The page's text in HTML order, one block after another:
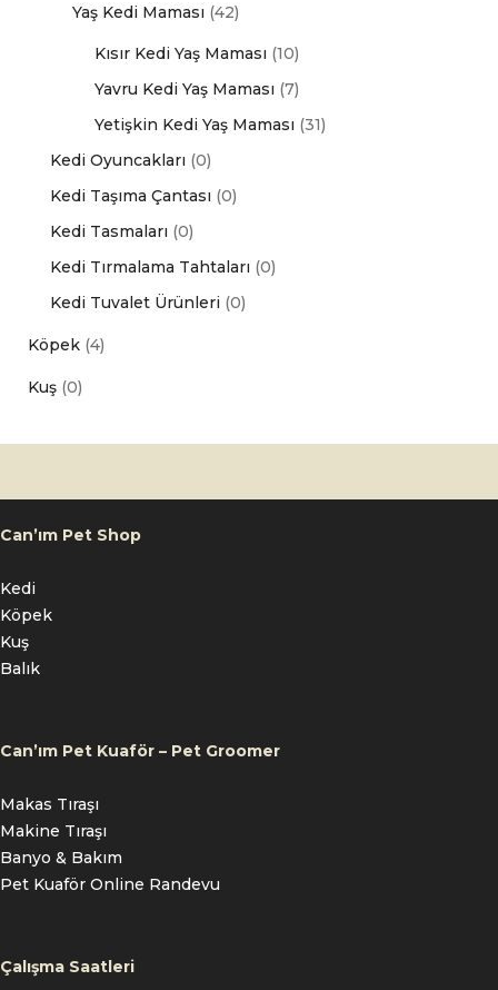
Yaş Kedi Maması (42)
Kısır Kedi Yaş Maması (10)
Yavru Kedi Yaş Maması (7)
Yetişkin Kedi Yaş Maması (31)
Kedi Oyuncakları (0)
Kedi Taşıma Çantası (0)
Kedi Tasmaları (0)
Kedi Tırmalama Tahtaları (0)
Kedi Tuvalet Ürünleri (0)
Köpek (4)
Kuş (0)
Can’ım Pet Shop
Kedi
Köpek
Kuş
Balık
Can’ım Pet Kuaför – Pet Groomer
Makas Tıraşı
Makine Tıraşı
Banyo & Bakım
Pet Kuaför Online Randevu
Çalışma Saatleri